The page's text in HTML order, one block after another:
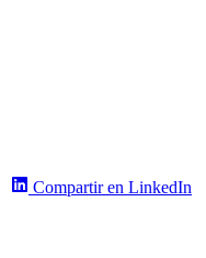
Compartir en LinkedIn